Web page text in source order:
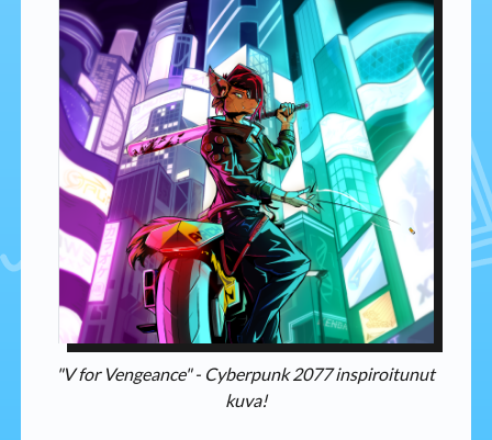
"V for Vengeance" - Cyberpunk 2077 inspiroitunut
kuva!